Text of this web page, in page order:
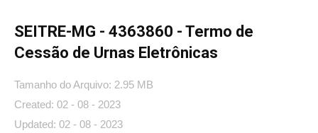
SEITRE-MG - 4363860 - Termo de
Cessão de Urnas Eletrônicas
Tamanho do Arquivo: 2.95 MB
Created: 02 - 08 - 2023
Updated: 02 - 08 - 2023